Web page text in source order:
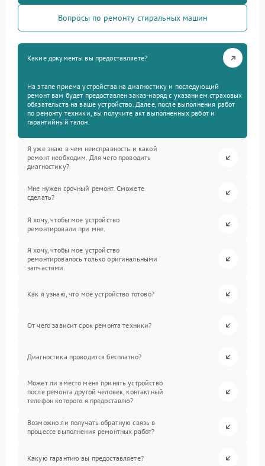
Вопросы по ремонту стиральных машин
Какие документы вы предоставляете?
На этапе приема устройства на диагностику и последующий
ремонт вам будет предоставлен заказ-наряд с указанием страховых
обязательств на ваше устройство. Далее, после выполнения работ
по ремонту техники, вы получите акт выполненных работ и
гарантийный талон.
Я уже знаю в чем неисправность и какой
ремонт необходим. Для чего проводить
диагностику?
Мне нужен срочный ремонт. Сможете
сделать?
Я хочу, чтобы мое устройство
ремонтировали при мне.
Я хочу, чтобы мое устройство
ремонтировалось только оригинальными
запчастями.
Как я узнаю, что мое устройство готово?
От чего зависит срок ремонта техники?
Диагностика проводится бесплатно?
Может ли вместо меня принять устройство
после ремонта другой человек, контактный
телефон которого я предоставлю?
Возможно ли получать обратную связь в
процессе выполнения ремонтных работ?
Какую гарантию вы предоставляете?